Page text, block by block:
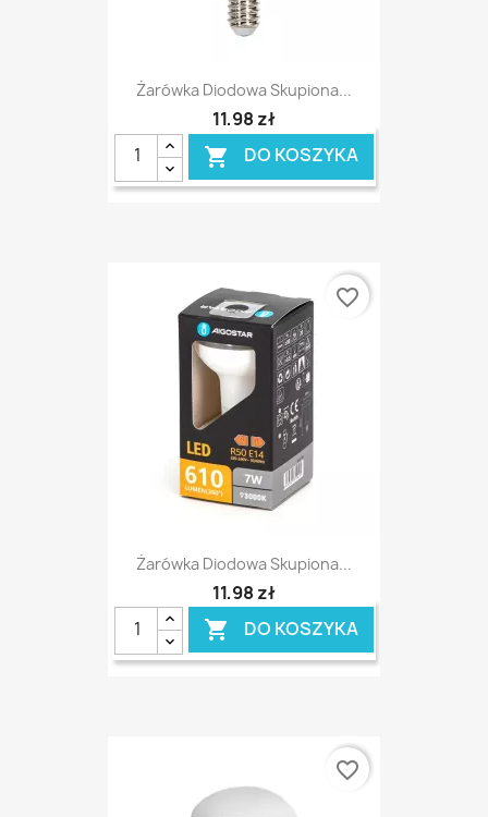
Żarówka Diodowa Skupiona...
11,98 zł
 DO KOSZYKA
Żarówka Diodowa Skupiona...
11,98 zł
 DO KOSZYKA
favorite_border
favorite_border